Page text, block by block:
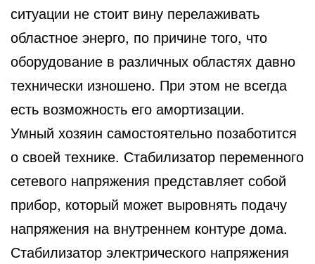
ситуации не стоит вину перелаживать
областное энерго, по причине того, что
оборудование в различных областях давно
технически изношено. При этом не всегда
есть возможность его амортизации.
Умный хозяин самостоятельно позаботится
о своей технике. Стабилизатор переменного
сетевого напряжения представляет собой
прибор, который может выровнять подачу
напряжения на внутреннем контуре дома.
Стабилизатор электрического напряжения